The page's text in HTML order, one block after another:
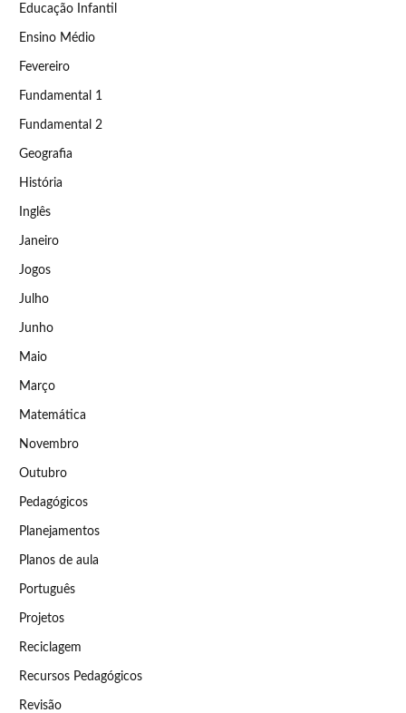
Educação Infantil
Ensino Médio
Fevereiro
Fundamental 1
Fundamental 2
Geografia
História
Inglês
Janeiro
Jogos
Julho
Junho
Maio
Março
Matemática
Novembro
Outubro
Pedagógicos
Planejamentos
Planos de aula
Português
Projetos
Reciclagem
Recursos Pedagógicos
Revisão